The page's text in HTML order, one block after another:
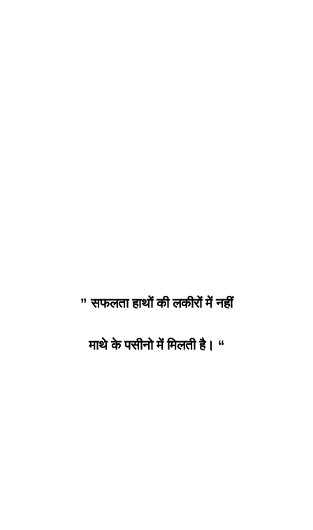
” सफलता हाथों की लकीरों में नहीं
माथे के पसीनो में मिलती है। “